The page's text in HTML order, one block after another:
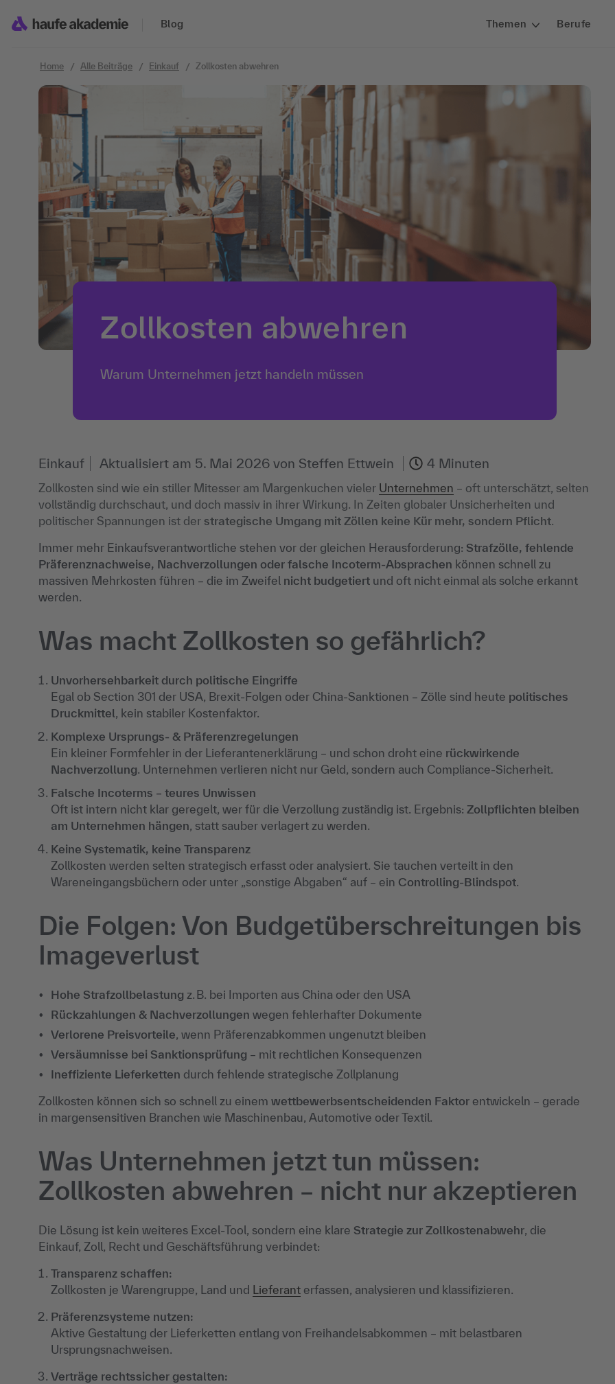
Blog
Themen Berufe
Home Alle Beiträge Einkauf Zollkosten abwehren
Zollkosten abwehren
Warum Unternehmen jetzt handeln müssen
Einkauf Aktualisiert am 5. Mai 2026 von Steffen Ettwein 4 Minuten
Zollkosten sind wie ein stiller Mitesser am Margenkuchen vieler Unternehmen – oft unterschätzt, selten
vollständig durchschaut, und doch massiv in ihrer Wirkung. In Zeiten globaler Unsicherheiten und
politischer Spannungen ist der strategische Umgang mit Zöllen keine Kür mehr, sondern Pflicht.
Immer mehr Einkaufsverantwortliche stehen vor der gleichen Herausforderung: Strafzölle, fehlende
Präferenznachweise, Nachverzollungen oder falsche Incoterm-Absprachen können schnell zu
massiven Mehrkosten führen – die im Zweifel nicht budgetiert und oft nicht einmal als solche erkannt
werden.
Was macht Zollkosten so gefährlich?
Unvorhersehbarkeit durch politische Eingriffe
Egal ob Section 301 der USA, Brexit-Folgen oder China-Sanktionen – Zölle sind heute politisches
Druckmittel, kein stabiler Kostenfaktor.
Komplexe Ursprungs- & Präferenzregelungen
Ein kleiner Formfehler in der Lieferantenerklärung – und schon droht eine rückwirkende
Nachverzollung. Unternehmen verlieren nicht nur Geld, sondern auch Compliance-Sicherheit.
Falsche Incoterms – teures Unwissen
Oft ist intern nicht klar geregelt, wer für die Verzollung zuständig ist. Ergebnis: Zollpflichten bleiben
am Unternehmen hängen, statt sauber verlagert zu werden.
Keine Systematik, keine Transparenz
Zollkosten werden selten strategisch erfasst oder analysiert. Sie tauchen verteilt in den
Wareneingangsbüchern oder unter „sonstige Abgaben“ auf – ein Controlling-Blindspot.
Die Folgen: Von Budgetüberschreitungen bis
Imageverlust
Hohe Strafzollbelastung z. B. bei Importen aus China oder den USA
Rückzahlungen & Nachverzollungen wegen fehlerhafter Dokumente
Verlorene Preisvorteile, wenn Präferenzabkommen ungenutzt bleiben
Versäumnisse bei Sanktionsprüfung – mit rechtlichen Konsequenzen
Ineffiziente Lieferketten durch fehlende strategische Zollplanung
Zollkosten können sich so schnell zu einem wettbewerbsentscheidenden Faktor entwickeln – gerade
in margensensitiven Branchen wie Maschinenbau, Automotive oder Textil.
Was Unternehmen jetzt tun müssen:
Zollkosten abwehren – nicht nur akzeptieren
Die Lösung ist kein weiteres Excel-Tool, sondern eine klare Strategie zur Zollkostenabwehr, die
Einkauf, Zoll, Recht und Geschäftsführung verbindet:
Transparenz schaffen:
Zollkosten je Warengruppe, Land und Lieferant erfassen, analysieren und klassifizieren.
Präferenzsysteme nutzen:
Aktive Gestaltung der Lieferketten entlang von Freihandelsabkommen – mit belastbaren
Ursprungsnachweisen.
Verträge rechtssicher gestalten: